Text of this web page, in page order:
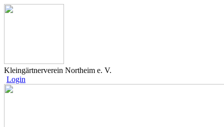
Kleingärtnerverein Northeim e. V.
Login